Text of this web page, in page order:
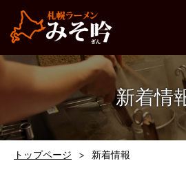
新着情
トップページ 新着情報